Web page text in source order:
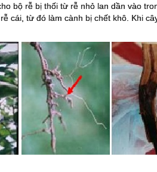
bộ rễ bị thối từ rễ nhỏ lan dần vào
cái, từ đó làm cành bị chết khô. Khi